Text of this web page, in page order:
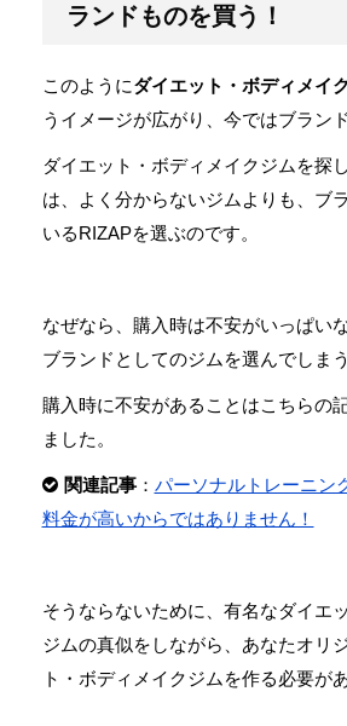
ランドものを買う！
このようにダイエット・ボディメイ
うイメージが広がり、今ではブラン
ダイエット・ボディメイクジムを探
は、よく分からないジムよりも、ブ
いるRIZAPを選ぶのです。
なぜなら、購入時は不安がいっぱい
ブランドとしてのジムを選んでしま
購入時に不安があることはこちらの
ました。
関連記事： パーソナルトレーニン
料金が高いからではありません！
そうならないために、有名なダイエ
ジムの真似をしながら、あなたオリ
ト・ボディメイクジムを作る必要が